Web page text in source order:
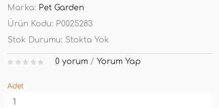
Marka: Pet Garden
Ürün Kodu: P0025283
Stok Durumu: Stokta Yok
0 yorum / Yorum Yap
Adet